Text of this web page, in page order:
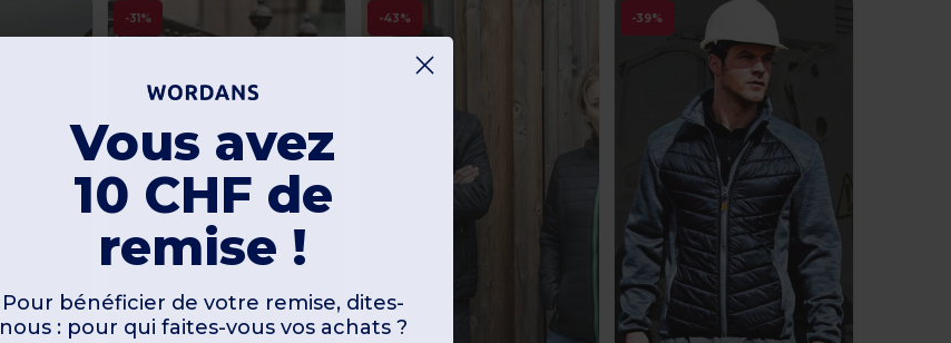
-31% -43% -39%
Vous avez
10 CHF de
remise !
Pour bénéficier de votre remise, dites-
nous : pour qui faites-vous vos achats ?